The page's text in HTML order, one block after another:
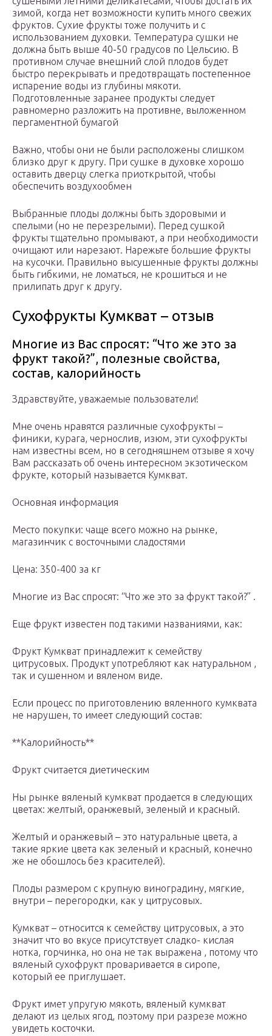
зимой, когда нет возможности купить много свежих
фруктов. Сухие фрукты тоже получить и с
использованием духовки. Температура сушки не
должна быть выше 40-50 градусов по Цельсию. В
противном случае внешний слой плодов будет
быстро перекрывать и предотвращать постепенное
испарение воды из глубины мякоти.
Подготовленные заранее продукты следует
равномерно разложить на противне, выложенном
пергаментной бумагой
Важно, чтобы они не были расположены слишком
близко друг к другу. При сушке в духовке хорошо
оставить дверцу слегка приоткрытой, чтобы
обеспечить воздухообмен
Выбранные плоды должны быть здоровыми и
спелыми (но не перезрелыми). Перед сушкой
фрукты тщательно промывают, а при необходимости
очищают или нарезают. Нарежьте большие фрукты
на кусочки. Правильно высушенные фрукты должны
быть гибкими, не ломаться, не крошиться и не
прилипать друг к другу.
Сухофрукты Кумкват – отзыв
Многие из Вас спросят: “Что же это за
фрукт такой?”, полезные свойства,
состав, калорийность
Здравствуйте, уважаемые пользователи!
Мне очень нравятся различные сухофрукты –
финики, курага, чернослив, изюм, эти сухофрукты
нам известны всем, но в сегодняшнем отзыве я хочу
Вам рассказать об очень интересном экзотическом
фрукте, который называется Кумкват.
Основная информация
Место покупки: чаще всего можно на рынке,
магазинчик с восточными сладостями
Цена: 350-400 за кг
Многие из Вас спросят: “Что же это за фрукт такой?” .
Еще фрукт известен под такими названиями, как:
Фрукт Кумкват принадлежит к семейству
цитрусовых. Продукт употребляют как натуральном ,
так и сушенном и вяленом виде.
Если процесс по приготовлению вяленного кумквата
не нарушен, то имеет следующий состав:
**Калорийность**
Фрукт считается диетическим
Ны рынке вяленый кумкват продается в следующих
цветах: желтый, оранжевый, зеленый и красный.
Желтый и оранжевый – это натуральные цвета, а
такие яркие цвета как зеленый и красный, конечно
же не обошлось без красителей).
Плоды размером с крупную виноградину, мягкие,
внутри – перегородки, как у цитрусовых.
Кумкват – относится к семейству цитрусовых, а это
значит что во вкусе присутствует сладко- кислая
нотка, горчинка, но она не так выражена , потому что
вяленый сухофрукт проваривается в сиропе,
который ее приглушает.
Фрукт имет упругую мякоть, вяленый кумкват
делают из целых ягод, поэтому при разрезе можно
увидеть косточки.